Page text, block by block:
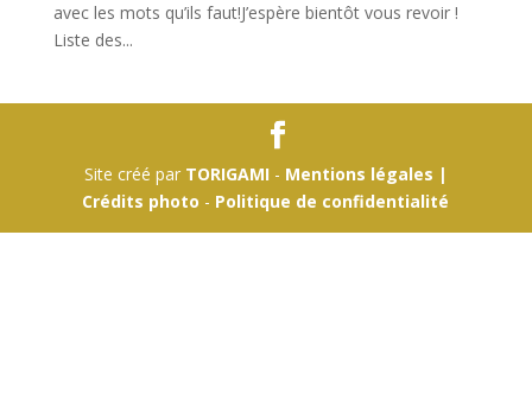
avec les mots qu’ils faut!J’espère bientôt vous revoir !
Liste des...
Site créé par TORIGAMI- Mentions légales |
Crédits photo - Politique de confidentialité